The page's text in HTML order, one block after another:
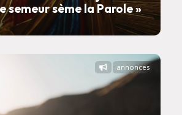
semeur sème la Parole »
annonces